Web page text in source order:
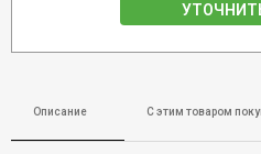
Описание С этим товаром